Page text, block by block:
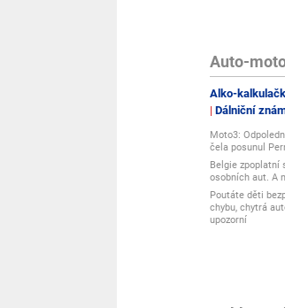
Auto-
Alko-
Dálniční
Moto3:
čela posunul
Belgie zpoplatní
osobních aut. A
Poutáte děti
chybu, chytrá
upozorní